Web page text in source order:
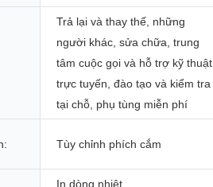
Trả lại và thay thế, những
người khác, sửa chữa, trung
tâm cuộc gọi và hỗ trợ kỹ thuật
trực tuyến, đào tạo và kiểm tra
tại chỗ, phụ tùng miễn phí
Tùy chỉnh phích cắm
In dòng nhiệt